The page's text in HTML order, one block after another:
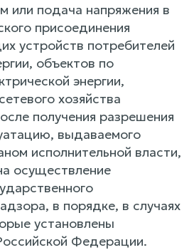
или подача напряжения в
присоединения
устройств потребителей
объектов по
энергии,
хозяйства
получения разрешения
выдаваемого
исполнительной власти,
осуществление
в порядке, в случаях
установлены
Федерации.